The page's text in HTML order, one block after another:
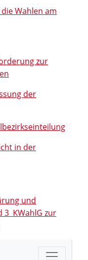
Wahlen am
zur
der
in der
und
3 KWahlG zur